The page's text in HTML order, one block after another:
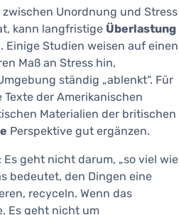
Unordnung und Stress
kann langfristige Überlastung
Einige Studien weisen auf einen
Maß an Stress hin,
ständig „ablenkt“. Für
der Amerikanischen
Materialien der britischen
Perspektive gut ergänzen.
geht nicht darum, „so viel wie
bedeutet, den Dingen eine
recyceln. Wenn das
Es geht nicht um